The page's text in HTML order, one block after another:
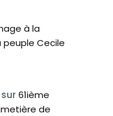
à la
Cecile
sur 61ième
de